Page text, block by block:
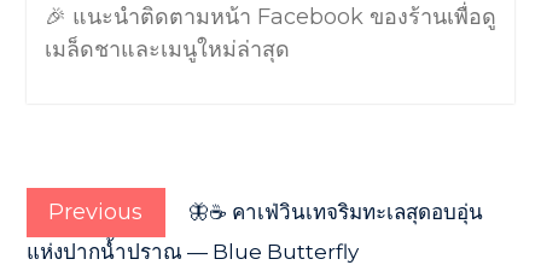
🎉 แนะนำติดตามหน้า Facebook ของร้านเพื่อดู
เมล็ดชาและเมนูใหม่ล่าสุด
แนะแนว
เรื่อง
Previous
Previous
post:
🦋☕ คาเฟ่วินเทจริมทะเลสุดอบอุ่น
แห่งปากน้ำปราณ — Blue Butterfly